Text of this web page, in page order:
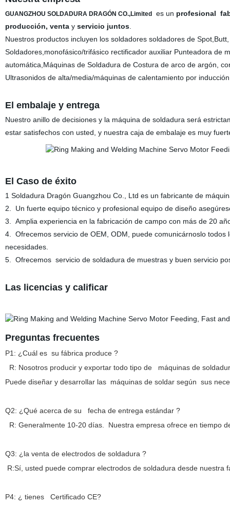
GUANGZHOU SOLDADURA DRAGÓN CO.,Limited es un profesional
producción, ventayservicio juntos.
Nuestros productos incluyen los soldadores soldadores de
Soldadores,monofásico/trifásicorectificador auxiliarPunteadora de
automática,Máquinas de Soldadura de Costura de arco de argón,
Ultrasonidos de alta/media/máquinas de calentamiento por
El embalaje y entrega
Nuestro anillo de decisiones y la máquina de soldadura será
estar satisfechos con usted , y nuestra caja de embalaje es muy
El Caso de éxito
1 Soldadura Dragón Guangzhou Co., Ltd es un fabricante de
2
Un fuerte equipo técnico y profesional equipo de diseño
3.
Amplia experiencia en la fabricación de campo con más de20
4.
Ofrecemos servicio de OEM, ODM, puede comunicárnoslo
necesidades.
5.
Ofrecemos servicio de soldadura de muestras y buen servicio
Las licencias y calificar
Preguntas frecuentes
P1: ¿Cuál es su fábrica produce ?
R: Nosotros producir y exportar todo tipo de
máquinas de
Puede diseñar y desarrollar las máquinas de soldar según sus
Q2: ¿Qué acerca de su fecha de entrega estándar ?
R: Generalmente10-20días. Nuestra empresa ofrece en tiempo
Q3: ¿la venta de electrodos de soldadura ?
R:Sí, usted puede comprar electrodos de soldadura desde nuestra
P4: ¿ tienes Certificado CE?